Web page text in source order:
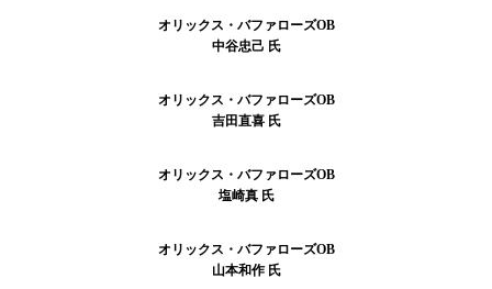
オリックス・バファローズOB
中谷忠己 氏
オリックス・バファローズOB
吉田直喜 氏
オリックス・バファローズOB
塩崎真 氏
オリックス・バファローズOB
山本和作 氏